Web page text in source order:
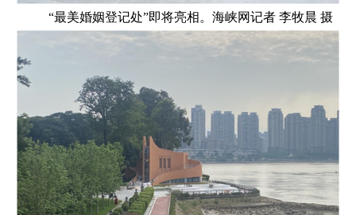
“最美婚姻登记处”即将亮相。海峡网记者 李牧晨 摄